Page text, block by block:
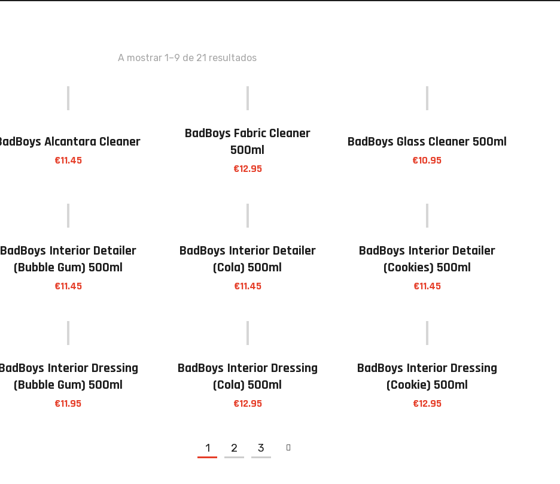
A mostrar 1–9 de 21 resultados
Alcantara Cleaner
€11.45
BadBoys Fabric Cleaner
500ml
€12.95
BadBoys Glass Cleaner 500ml
€10.95
BadBoys Interior Detailer
(bubble Gum) 500ml
€11.45
BadBoys Interior Detailer
(cola) 500ml
€11.45
BadBoys Interior Detailer
(cookies) 500ml
€11.45
Interior Dressing
(bubble Gum) 500ml
€11.95
BadBoys Interior Dressing
(cola) 500ml
€12.95
BadBoys Interior Dressing
(cookie) 500ml
€12.95
1 2 3